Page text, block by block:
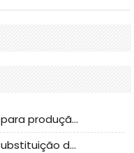
Guia de avaliação e adaptação para produção em massa de componentes de cabos nacionais CNC Tech
Análise da solução nacional de substituição da linha de alta frequência I-PEX